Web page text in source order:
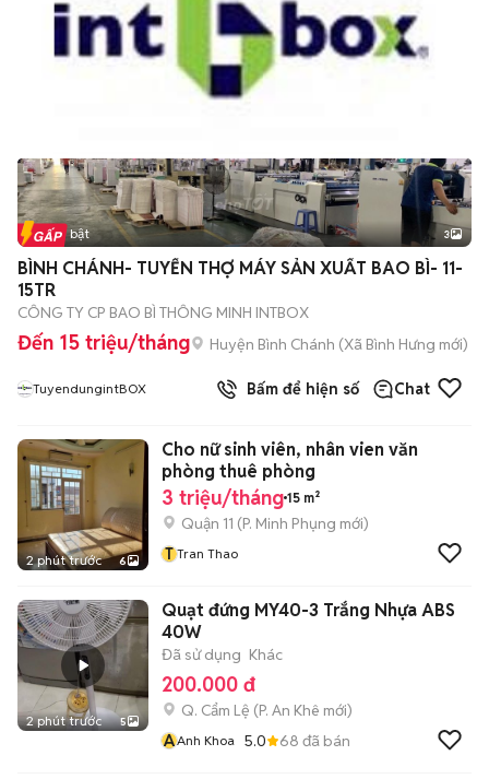
Tin nổi bật 3
BÌNH CHÁNH- TUYỂN THỢ MÁY SẢN XUẤT BAO BÌ- 11-
15TR
CÔNG TY CP BAO BÌ THÔNG MINH INTBOX
Đến 15 triệu/tháng Huyện Bình Chánh (Xã Bình Hưng mới)
TuyendungintBOX Bấm để hiện số Chat
2 phút trước 6
Cho nữ sinh viên, nhân vien văn
phòng thuê phòng
3 triệu/tháng 15 m²
Quận 11 (P. Minh Phụng mới)
T Tran Thao
2 phút trước 5
Quạt đứng MY40-3 Trắng Nhựa ABS
40W
Đã sử dụng Khác
200.000 đ
Q. Cẩm Lệ (P. An Khê mới)
AAnh Khoa 5.0 68 đã bán